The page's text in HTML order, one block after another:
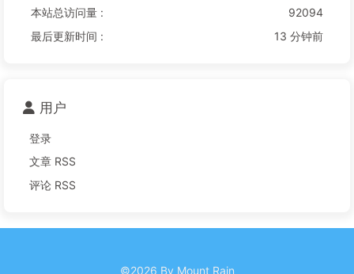
本站总访问量 :
92094
最后更新时间 :
13 分钟前
用户
登录
文章 RSS
评论 RSS
©2026 By Mount Rain